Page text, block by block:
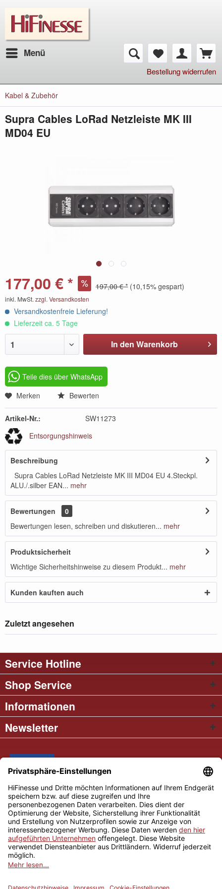
Menü
Bestellung widerrufen
Kabel & Zubehör
Supra Cables LoRad Netzleiste MK III
MD04 EU
177,00 € * 197,00 € * (10,15% gespart)
inkl. MwSt. zzgl. Versandkosten
Versandkostenfreie Lieferung!
Lieferzeit ca. 5 Tage
1 In den Warenkorb
Teile dies über WhatsApp
Merken
Bewerten
Artikel-Nr.:
SW11273
Entsorgungshinweis
Beschreibung
Supra Cables LoRad Netzleiste MK III MD04 EU 4.Steckpl.
ALU./.silber EAN... mehr
Bewertungen
0
Bewertungen lesen, schreiben und diskutieren... mehr
Produktsicherheit
Wichtige Sicherheitshinweise zu diesem Produkt... mehr
Kunden kauften auch
Zuletzt angesehen
Service Hotline
Shop Service
Informationen
Newsletter
* Alle Preise inkl. gesetzl. Mehrwertsteuer
Cookie settings Händler-Login
Über uns
Kontakt und Anfahrt
Versand und Zahlungsbedingungen